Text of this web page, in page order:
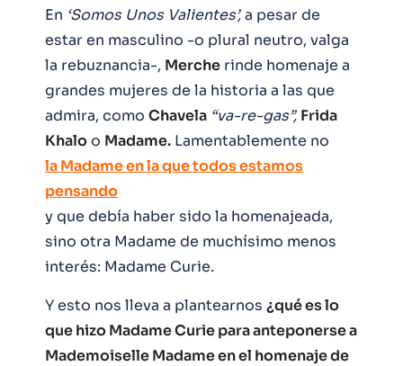
En ‘Somos Unos Valientes’,a pesar de
estar en masculino -o plural neutro, valga
la rebuznancia-, Merche rinde homenaje a
grandes mujeres de la historia a las que
admira, como Chavela “va-re-gas”, Frida
Khaloo Madame. Lamentablemente no
la Madame en la que todos estamos
pensando
y que debía haber sido la homenajeada,
sino otra Madame de muchísimo menos
interés: Madame Curie.
Y esto nos lleva a plantearnos ¿qué es lo
que hizo Madame Curie para anteponerse a
Mademoiselle Madame en el homenaje de